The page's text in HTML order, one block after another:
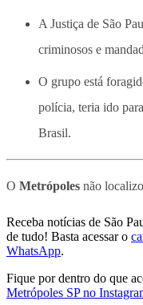
A Justiça de São
criminosos e
O grupo está
polícia, teria ido
Brasil.
O Metrópoles não
Receba notícias de São
de tudo! Basta acessar o
WhatsApp.
Fique por dentro do que
Metrópoles SP no